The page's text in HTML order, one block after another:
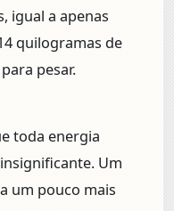
igual a apenas
quilogramas de
pesar.
toda energia
Um
um pouco mais